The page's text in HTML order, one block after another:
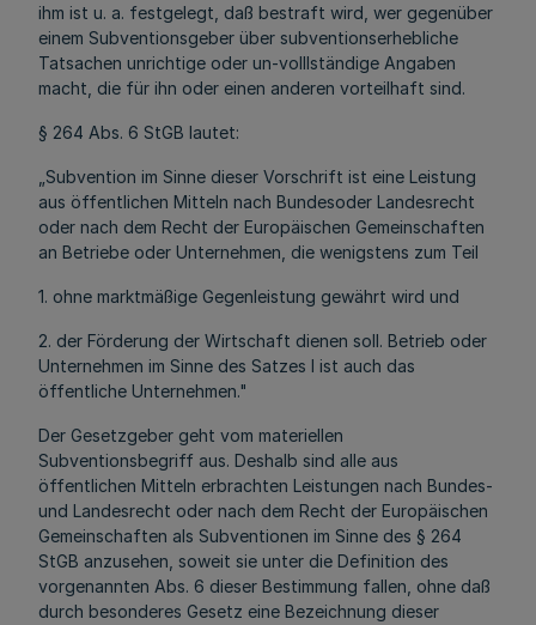
ihm ist u. a. festgelegt, daß bestraft wird, wer gegenüber
einem Subventionsgeber über subventionserhebliche
Tatsachen unrichtige oder un-volllständige Angaben
macht, die für ihn oder einen anderen vorteilhaft sind.
§ 264 Abs. 6 StGB lautet:
„Subvention im Sinne dieser Vorschrift ist eine Leistung
aus öffentlichen Mitteln nach Bundesoder Landesrecht
oder nach dem Recht der Europäischen Gemeinschaften
an Betriebe oder Unternehmen, die wenigstens zum Teil
1. ohne marktmäßige Gegenleistung gewährt wird und
2. der Förderung der Wirtschaft dienen soll. Betrieb oder
Unternehmen im Sinne des Satzes l ist auch das
öffentliche Unternehmen."
Der Gesetzgeber geht vom materiellen
Subventionsbegriff aus. Deshalb sind alle aus
öffentlichen Mitteln erbrachten Leistungen nach Bundes-
und Landesrecht oder nach dem Recht der Europäischen
Gemeinschaften als Subventionen im Sinne des § 264
StGB anzusehen, soweit sie unter die Definition des
vorgenannten Abs. 6 dieser Bestimmung fallen, ohne daß
durch besonderes Gesetz eine Bezeichnung dieser